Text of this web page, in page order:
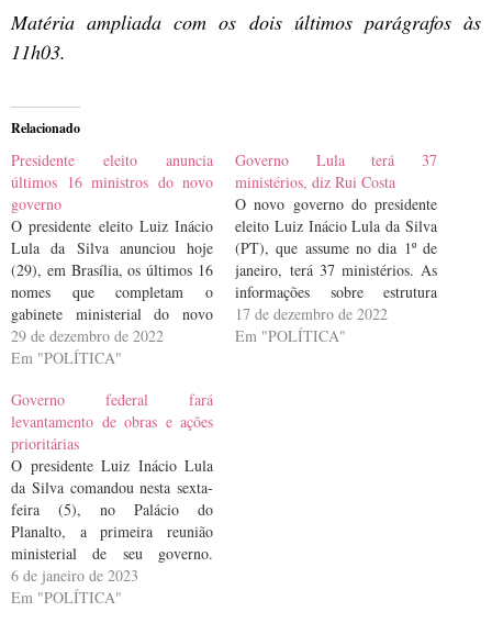
Matéria ampliada com os dois últimos parágrafos às
11h03.
Relacionado
Presidente eleito anuncia
últimos 16 ministros do novo
governo
O presidente eleito Luiz Inácio
Lula da Silva anunciou hoje
(29), em Brasília, os últimos 16
nomes que completam o
gabinete ministerial do novo
governo. No total, o terceiro
mandato do petista contará com
futuros ministros busca
contemplar a formação de uma
base de apoio…
29 de dezembro de 2022
Em "POLÍTICA"
Governo Lula terá 37
ministérios, diz Rui Costa
O novo governo do presidente
eleito Luiz Inácio Lula da Silva
(PT), que assume no dia 1º de
janeiro, terá 37 ministérios. As
informações sobre estrutura
foram anunciadas
neste sábado (17) pelo
17 de dezembro de 2022
Em "POLÍTICA"
Governo federal fará
levantamento de obras e ações
prioritárias
O presidente Luiz Inácio Lula
da Silva comandou nesta sexta-
feira (5), no Palácio do
Planalto, a primeira reunião
ministerial de seu governo.
Estiveram presentes todos os 37
ministros da nova gestão. O
6 de janeiro de 2023
Em "POLÍTICA"